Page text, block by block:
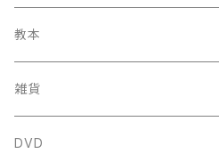
鍋島元子関連LP
中古LP
中古本
新古本
古楽以外
中古本
中古本
古楽関係
スコア
鍵盤用
古楽以外
スコア
教本
古楽関係
古楽以外
雑貨
トートバッグ
DVD